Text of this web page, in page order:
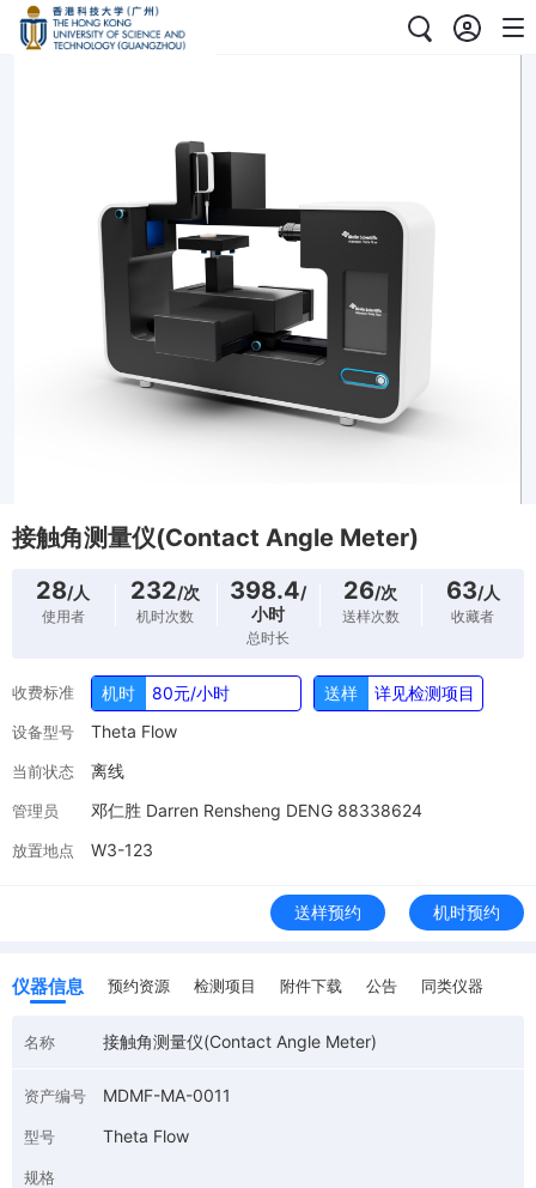
接触角测量仪(Contact Angle Meter)
28/人
使用者
232/次
机时次数
398.4/
小时
总时长
26/次
送样次数
63/人
收藏者
收费标准 机时 80元/小时 送样 详见检测项目
设备型号 Theta Flow
当前状态 离线
管理员 邓仁胜 Darren Rensheng DENG 88338624
放置地点 W3-123
机时预约
送样预约
仪器信息 预约资源 检测项目 附件下载 公告 同类仪器
名称 接触角测量仪(Contact Angle Meter)
资产编号 MDMF-MA-0011
型号 Theta Flow
规格